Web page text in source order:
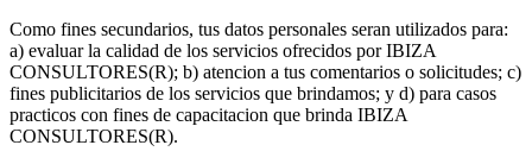
Como fines secundarios, tus datos personales seran utilizados para:
a) evaluar la calidad de los servicios ofrecidos por IBIZA
CONSULTORES(R); b) atencion a tus comentarios o solicitudes; c)
fines publicitarios de los servicios que brindamos; y d) para casos
practicos con fines de capacitacion que brinda IBIZA
CONSULTORES(R).